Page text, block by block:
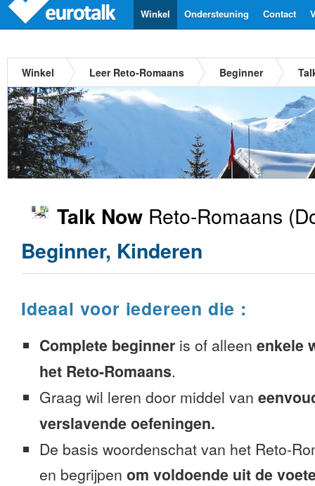
Contact
Ondersteuning
Winkel
Winkel Leer Reto-Romaans Beginner
Talk Now Reto-Romaans
Beginner, Kinderen
Ideaal voor iedereen die :
Complete beginner is of alleen enkele
het Reto-Romaans.
Graag wil leren door middel van
verslavende oefeningen.
De basis woordenschat van het Reto-
en begrijpen om voldoende uit de